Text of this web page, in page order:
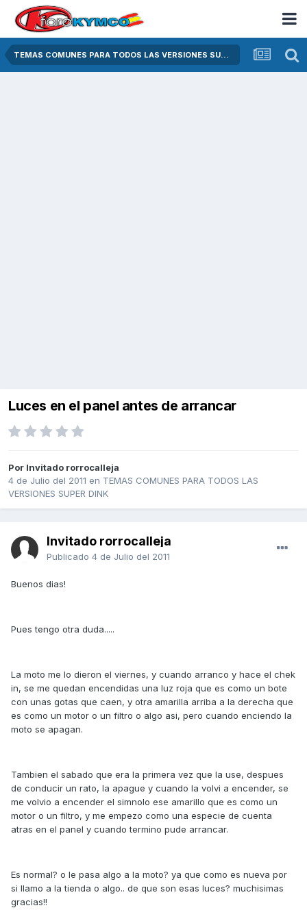
TEMAS COMUNES PARA TODOS LAS VERSIONES SUPER DINK
Luces en el panel antes de arrancar
Por Invitado rorrocalleja
4 de Julio del 2011 en TEMAS COMUNES PARA TODOS LAS
VERSIONES SUPER DINK
Invitado rorrocalleja
Publicado 4 de Julio del 2011
Buenos dias!
Pues tengo otra duda.....
La moto me lo dieron el viernes, y cuando arranco y hace el chek
in, se me quedan encendidas una luz roja que es como un bote
con unas gotas que caen, y otra amarilla arriba a la derecha que
es como un motor o un filtro o algo asi, pero cuando enciendo la
moto se apagan.
Tambien el sabado que era la primera vez que la use, despues
de conducir un rato, la apague y cuando la volvi a encender, se
me volvio a encender el simnolo ese amarillo que es como un
motor o un filtro, y me empezo como una especie de cuenta
atras en el panel y cuando termino pude arrancar.
Es normal? o le pasa algo a la moto? ya que como es nueva por
si llamo a la tienda o algo.. de que son esas luces? muchisimas
gracias!!